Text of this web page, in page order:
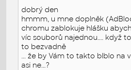
dobrý den
hmmm, u mne doplněk
chromu zablokuje hlášku
víc souborů najednou.... když
to bezvadně
... že by Vám to takto blblo na
asi ne...?